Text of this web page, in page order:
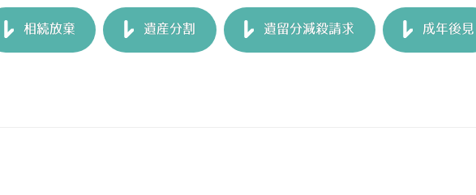
相続放棄 遺産分割 遺留分減殺請求 成年後見